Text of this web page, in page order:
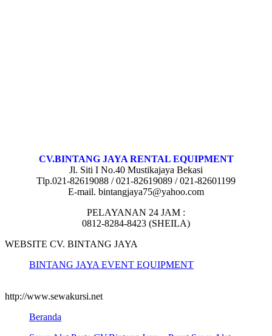
CV.BINTANG JAYA RENTAL EQUIPMENT
Jl. Siti I No.40 Mustikajaya Bekasi
Tlp.021-82619088 / 021-82619089 / 021-82601199
E-mail. bintangjaya75@yahoo.com
PELAYANAN 24 JAM :
0812-8284-8423 (SHEILA)
WEBSITE CV. BINTANG JAYA
BINTANG JAYA EVENT EQUIPMENT
http://www.sewakursi.net
Beranda